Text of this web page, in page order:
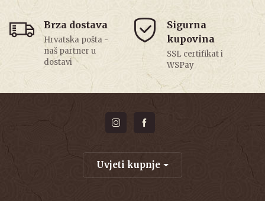
Brza dostava
Hrvatska pošta -
naš partner u
dostavi
Sigurna
kupovina
SSL certifikat i
WSPay
Uvjeti kupnje